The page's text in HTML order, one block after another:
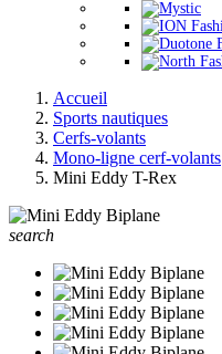
Accueil
Sports nautiques
Cerfs-volants
Mono-ligne cerf-volants
Mini Eddy T-Rex
search